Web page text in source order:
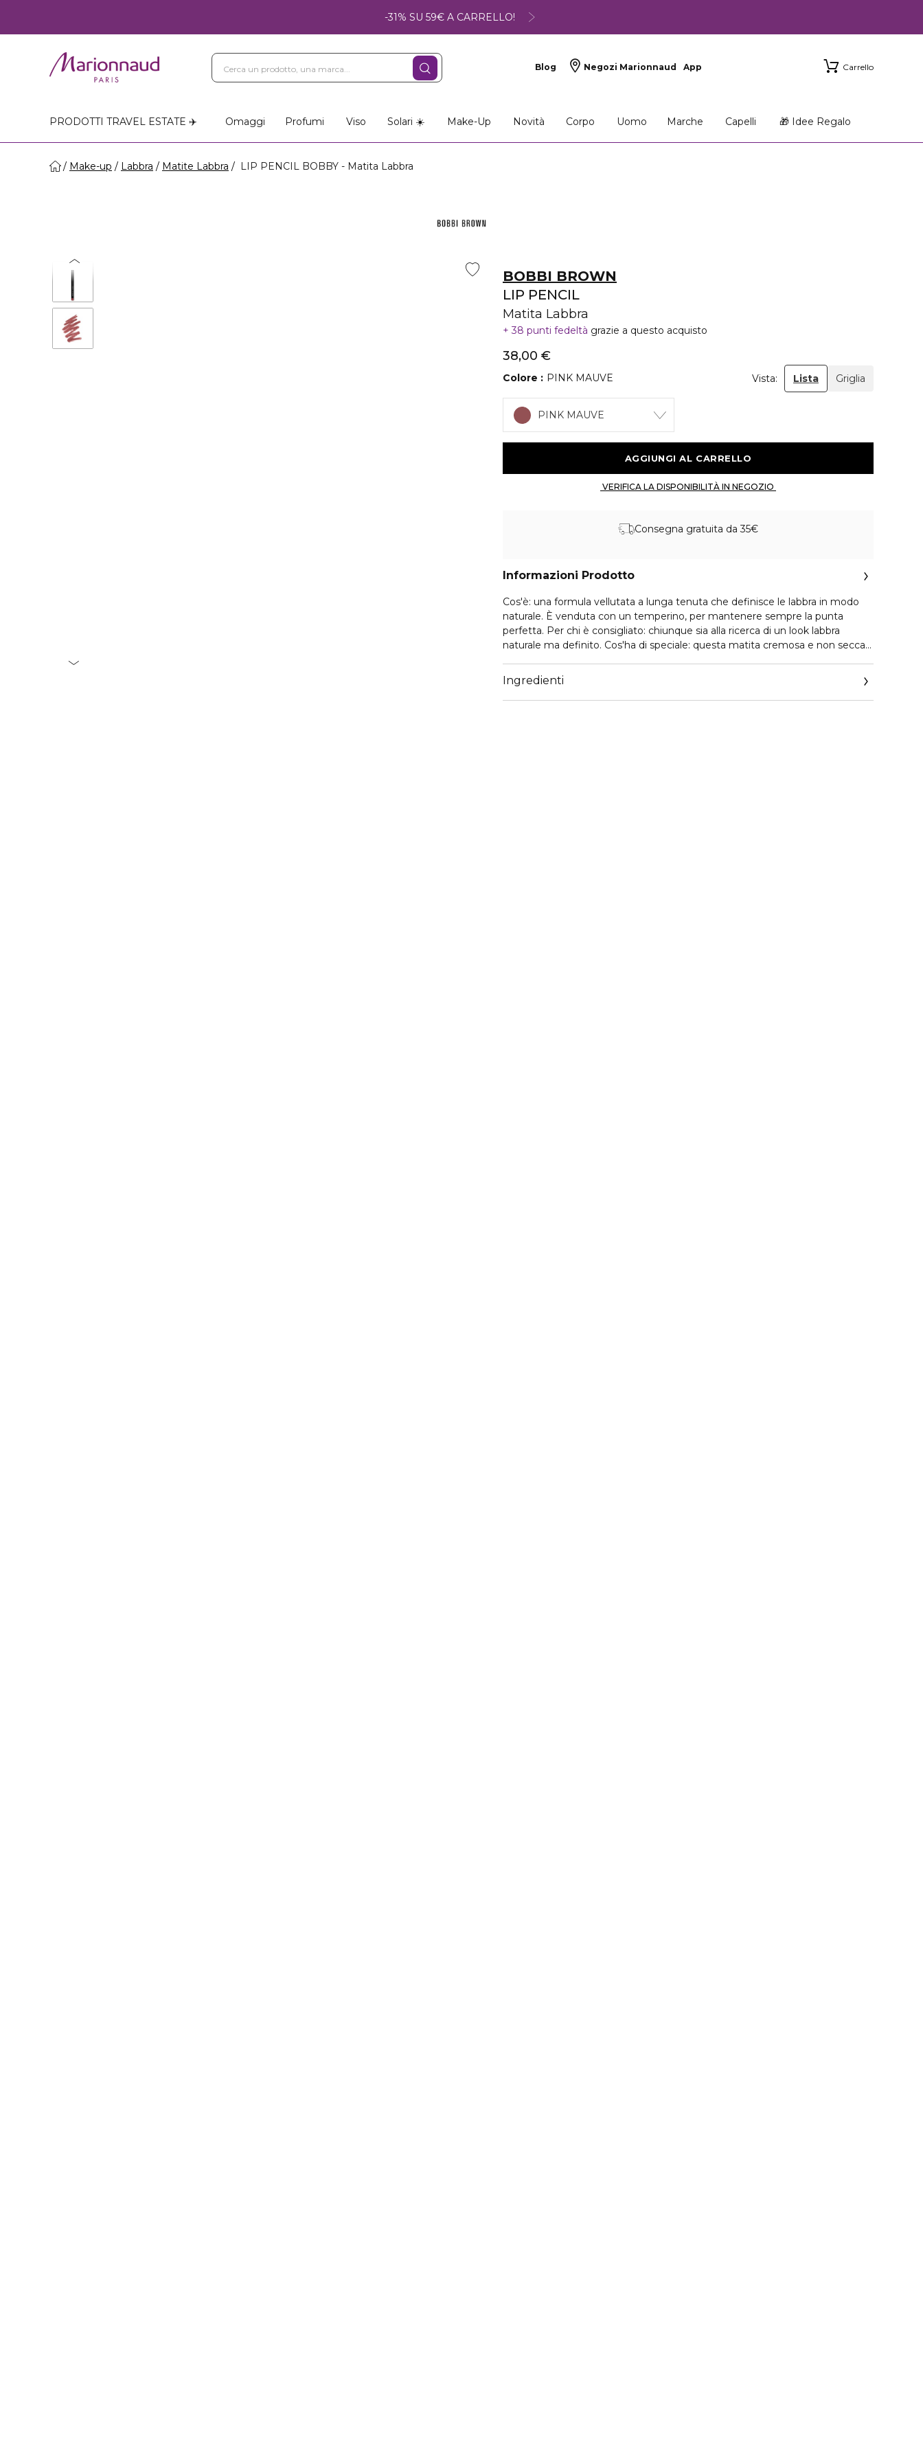
-31% SU 59€ A CARRELLO!
Blog Negozi Marionnaud App Carrello
PRODOTTI TRAVEL ESTATE ✈️ Omaggi Profumi Viso Solari ☀️ Make-Up Novità Corpo Uomo Marche Capelli 🎁 Idee Regalo
Make-up Labbra Matite Labbra LIP PENCIL BOBBY - Matita Labbra
BOBBI BROWN
LIP PENCIL
Matita Labbra
38 punti fedeltà grazie a questo acquisto
38,00 €
Colore PINK MAUVE Vista: Lista Griglia
PINK MAUVE
Consegna gratuita da 35€
Informazioni Prodotto
Cos'è: una formula vellutata a lunga tenuta che definisce le labbra in modo
naturale. È venduta con un temperino, per mantenere sempre la punta
perfetta. Per chi è consigliato: chiunque sia alla ricerca di un look labbra
naturale ma definito. Cos'ha di speciale: questa matita cremosa e non secca
usa: applicare dopo il rossetto, seguendo il contorno naturale delle labbra. In
alternativa, per prolungare la durata del rossetto, stendere su tutta la
superficie delle labbra, per poi procedere all'applicazione del lipstick.
Ingredienti